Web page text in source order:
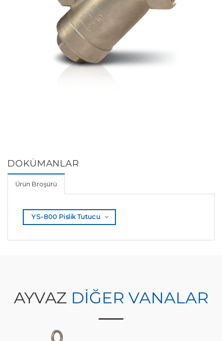
DOKÜMANLAR
Ürün Broşürü
YS-800 Pislik Tutucu
AYVAZ DİĞER VANALAR